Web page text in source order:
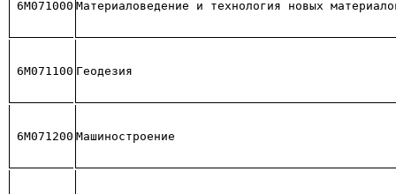
6М071000 Материаловедение и технология новых
6М071100 Геодезия
6М071200 Машиностроение